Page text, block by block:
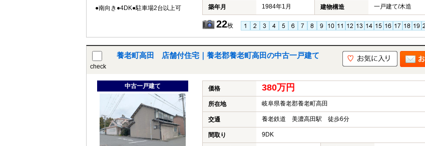
●南向き●4DK●駐車場2台以上可 築年月 1984年1月 建物構造 一戸建て/木造
22枚
check
養老町高田 店舗付住宅｜養老郡養老町高田の中古一戸建て
中古一戸建て 価格 380万円
所在地 岐阜県養老郡養老町高田
交通 養老鉄道 美濃高田駅 徒歩6分
間取り 9DK